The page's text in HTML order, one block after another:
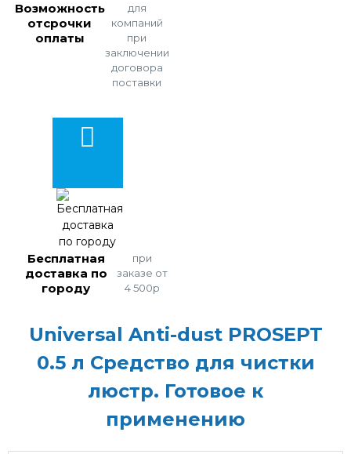
Возможность
отсрочки
оплаты
для
компаний
при
заключении
договора
поставки
Бесплатная
доставка по
городу
при
заказе от
4 500р
Universal Anti-dust PROSEPT
0.5 л Средство для чистки
люстр. Готовое к
применению